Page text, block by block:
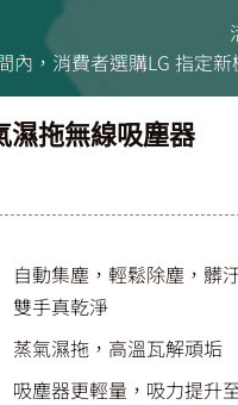
內，消費者選購LG 指定
拖無線吸塵器
自動集塵，輕鬆除塵，髒
雙手真乾淨
蒸氣濕拖，高溫瓦解頑垢
吸塵器更輕量，吸力提升